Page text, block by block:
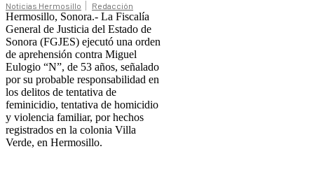
Noticias Hermosillo Redacción
Hermosillo, Sonora.- La Fiscalía
General de Justicia del Estado de
Sonora (FGJES) ejecutó una orden
de aprehensión contra Miguel
Eulogio “N”, de 53 años, señalado
por su probable responsabilidad en
los delitos de tentativa de
feminicidio, tentativa de homicidio
y violencia familiar, por hechos
registrados en la colonia Villa
Verde, en Hermosillo.